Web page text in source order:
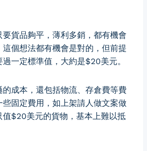
貨品夠平，薄利多銷，都有機會
這個想法都有機會是對的，但前提
一定標準值，大約是$20美元。
的成本，還包括物流、存倉費等費
些固定費用，如上架請人做文案做
值$20美元的貨物，基本上難以抵